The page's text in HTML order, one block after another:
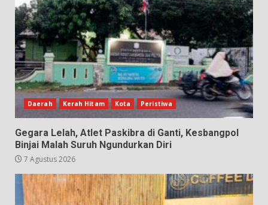
Daerah Kerah Hitam Kota Peristiwa
Gegara Lelah, Atlet Paskibra di Ganti, Kesbangpol
Binjai Malah Suruh Ngundurkan Diri
7 Agustus 2026